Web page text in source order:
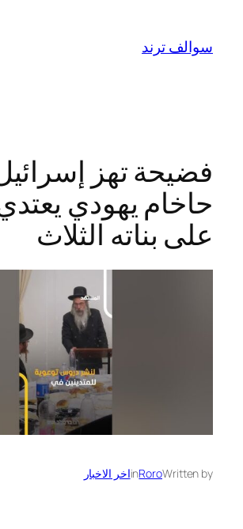
المحتوى
سوالف ترند
فضيحة تهز
حاخام يهودي
على بناته الثلاث
Written by
Roro
inاخر الاخبار